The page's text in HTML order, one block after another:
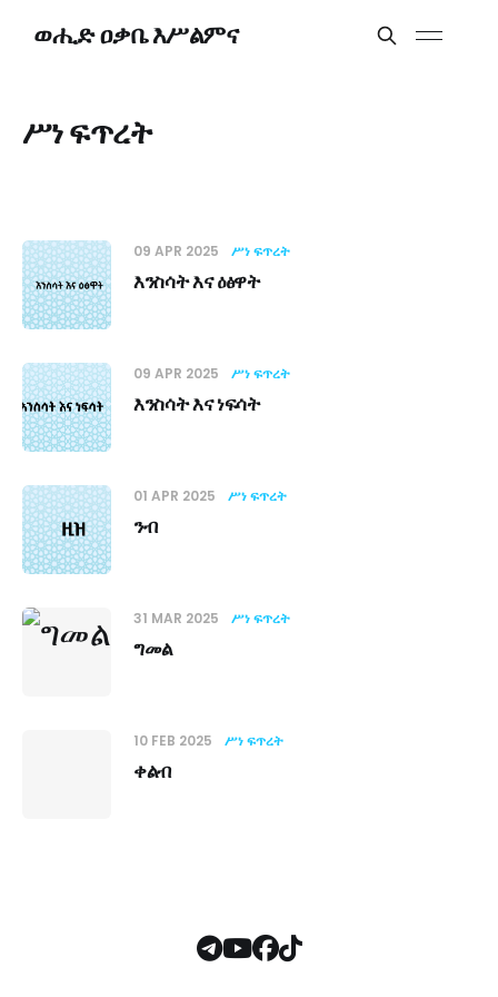
ወሒድ ዐቃቤ እሥልምና
ሥነ ፍጥረት
09 APR 2025 ሥነ ፍጥረት
እንስሳት እና ዕፅዋት
09 APR 2025 ሥነ ፍጥረት
እንስሳት እና ነፍሳት
01 APR 2025 ሥነ ፍጥረት
ንብ
31 MAR 2025 ሥነ ፍጥረት
ግመል
10 FEB 2025 ሥነ ፍጥረት
ቀልብ